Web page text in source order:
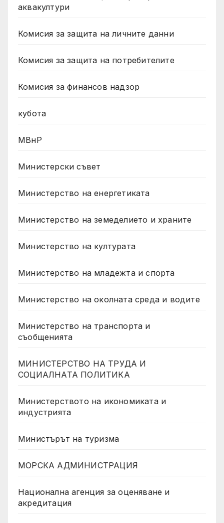
аквакултури
Комисия за защита на личните данни
Комисия за защита на потребителите
Комисия за финансов надзор
кубота
МВнР
Министерски съвет
Министерство на енергетиката
Министерство на земеделието и храните
Министерство на културата
Министерство на младежта и спорта
Министерство на околната среда и водите
Министерство на транспорта и
съобщенията
МИНИСТЕРСТВО НА ТРУДА И
СОЦИАЛНАТА ПОЛИТИКА
Министерството на икономиката и
индустрията
Министърът на туризма
МОРСКА АДМИНИСТРАЦИЯ
Национална агенция за оценяване и
акредитация